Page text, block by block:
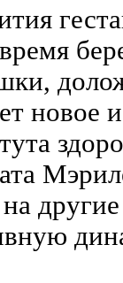
новое
на